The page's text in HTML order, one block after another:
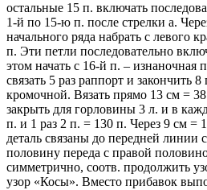
остальные 15 п. включать
1-й по 15-ю п. после стрелки а.
начального ряда набрать с левого
п. Эти петли последовательно
этом начать с 16-й п. – изнаночная
связать 5 раз раппорт и закончить
кромочной. Вязать прямо 13 см = 38
закрыть для горловины 3 л. и в
п. и 1 раз 2 п. = 130 п. Через 9 см =
деталь связаны до передней
половину переда с правой
симметрично, соотв. продолжить
узор «Косы». Вместо прибавок